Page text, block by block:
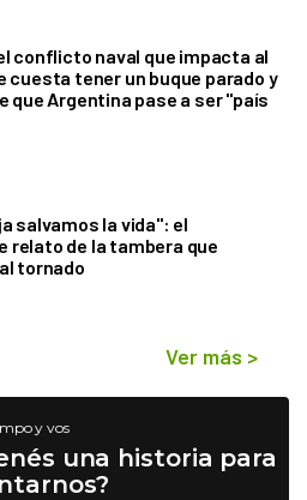
conflicto naval que impacta al
cuesta tener un buque parado y
que Argentina pase a ser "país
salvamos la vida": el
relato de la tambera que
tornado
Ver más >
y vos
una historia para